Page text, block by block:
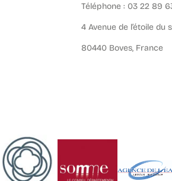
Téléphone : 03 22 89
4 Avenue de l’étoile du
80440 Boves, France